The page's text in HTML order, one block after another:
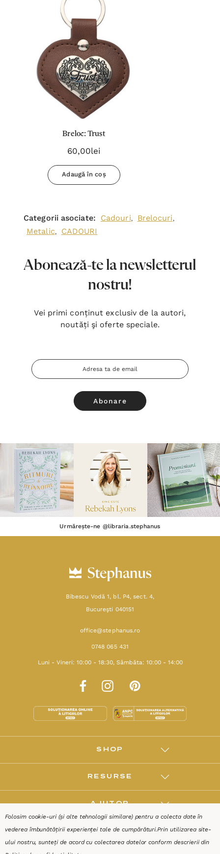
Breloc: Trust
60,00lei
Adaugă în coș
Categorii asociate: Cadouri, Brelocuri,
Metalic, CADOURI
Abonează-te la newsletterul
nostru!
Vei primi conținut exclusiv de la autori,
noutăți şi oferte speciale.
Adresa
Email
Urmărește-ne @libraria.stephanus
Bibescu Vodă 1, bl. P4, sect. 4,
Bucureşti 040151
office@stephanus.ro
0748 065 431
Luni - Vineri: 10:00 - 18:30, Sâmbăta: 10:00 - 14:00
SHOP
RESURSE
AJUTOR
DESPRE
Folosim cookie-uri (și alte tehnologii similare) pentru a colecta date în
vederea îmbunătățirii experienței tale de cumpărături.Prin utilizarea site-
ului nostru, sunteți de acord cu colectarea datelor conform descrierii din